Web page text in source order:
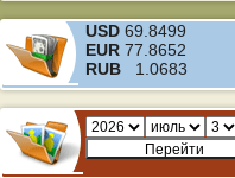
USD 69.8499
EUR 77.8652
RUB 1.0683